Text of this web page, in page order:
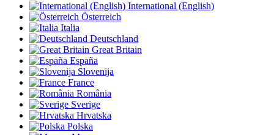
International (English)
Österreich
Italia
Deutschland
Great Britain
España
Slovenija
France
România
Sverige
Hrvatska
Polska